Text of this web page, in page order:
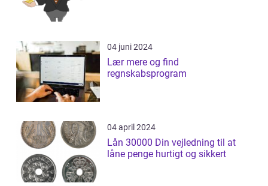
04 juni 2024
Lær mere og find
regnskabsprogram
04 april 2024
Lån 30000 Din vejledning til at
låne penge hurtigt og sikkert